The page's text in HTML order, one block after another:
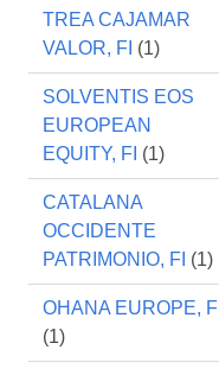
TREA CAJAMAR
VALOR, FI (1)
SOLVENTIS EOS
EUROPEAN
EQUITY, FI (1)
CATALANA
OCCIDENTE
PATRIMONIO, FI (1)
OHANA EUROPE, FI
(1)